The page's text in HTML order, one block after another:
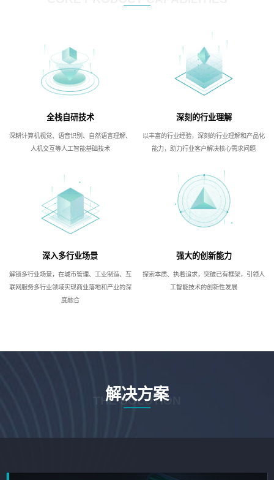
全栈自研技术
深耕计算机视觉、语音识别、自然语言理解、
人机交互等人工智能基础技术
深刻的行业理解
以丰富的行业经验，深刻的行业理解和产品化
能力，助力行业客户解决核心需求问题
深入多行业场景
解锁多行业场景，在城市管理、工业制造、互
联网服务多行业领域实现商业落地和产业的深
度融合
强大的创新能力
探索本质、执着追求，突破已有框架，引领人
工智能技术的创新性发展
解决方案
THE SOLUTION